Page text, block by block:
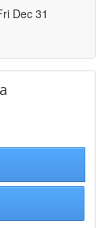
Dec 31